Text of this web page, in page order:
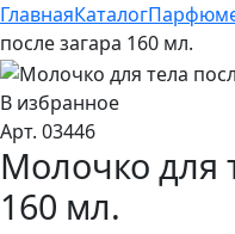
ГлавнаяКаталог
после загара 160 мл.
В избранное
Арт. 03446
Молочко для
160 мл.